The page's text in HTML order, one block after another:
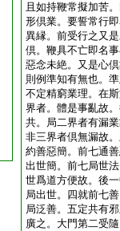
且如持鞭常擬加苦
形倶業。要誓常行
異縁。前受行之又
倶。鞭具不亡即名
惡念未絶。又是心
則例準知有無也。
不定精窮業理。在
界者。體是事亂故
共。局二界者有漏
非三界者倶無漏故
約善惡簡。前七通
出世簡。前七局世
世爲道方便故。後
局出世。四就前七
局泛善。五定共有
廣之。大門第二受